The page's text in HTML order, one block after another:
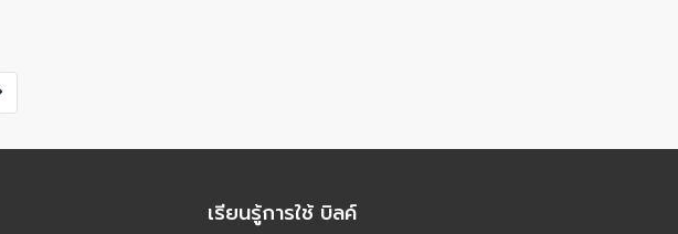
เรียนรู้การใช้ บิลค์